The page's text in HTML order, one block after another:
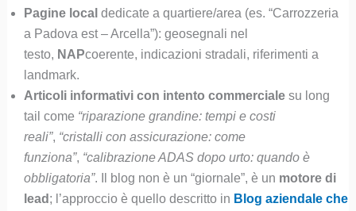
Pagine local dedicate a quartiere/area (es. “Carrozzeria
a Padova est – Arcella”): geosegnali nel
testo, NAPcoerente, indicazioni stradali, riferimenti a
landmark.
Articoli informativi con intento commercialesu long
tail come “riparazione grandine: tempi e costi
reali”, “cristalli con assicurazione: come
funziona”, “calibrazione ADAS dopo urto: quando è
obbligatoria”. Il blog non è un “giornale”, è un motore di
lead ; l’approccio è quello descritto in Blog aziendale che